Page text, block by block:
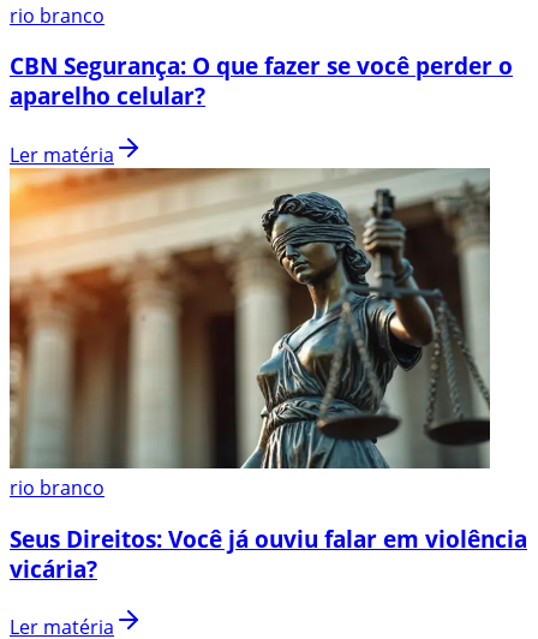
rio branco
CBN Segurança: O que fazer se você perder o
aparelho celular?
Ler matéria
rio branco
Seus Direitos: Você já ouviu falar em violência
vicária?
Ler matéria